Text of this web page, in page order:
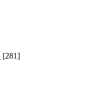
[281]